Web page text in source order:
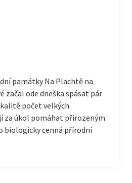
památky Na Plachtě na
začal ode dneška spásat pár
počet velkých
za úkol pomáhat přirozeným
biologicky cenná přírodní